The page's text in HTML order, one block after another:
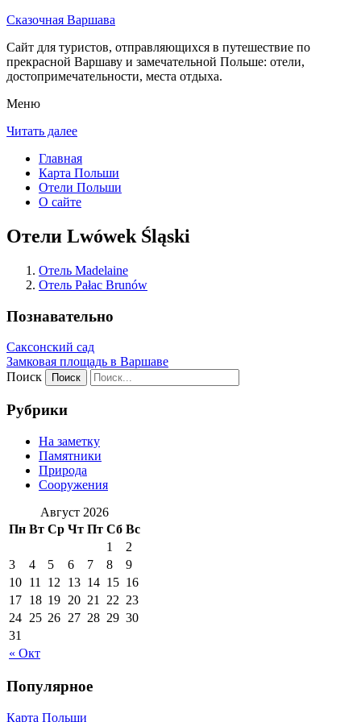
Сказочная Варшава
Сайт для туристов, отправляющихся в путешествие по
прекрасной Варшаву и замечательной Польше: отели,
достопримечательности, места отдыха.
Меню
Читать далее
Главная
Карта Польши
Отели Польши
О сайте
Отели Lwówek Śląski
Отель Madelaine
Отель Pałac Brunów
Познавательно
Саксонский сад
Замковая площадь в Варшаве
Поиск
Рубрики
На заметку
Памятники
Природа
Сооружения
Август 2026
Пн Вт Ср Чт Пт Сб Вс
« Окт
1
2
3
4 5 6 7 8
9
10 11 12 13 14 15 16
17 18 19 20 21 22 23
24 25 26 27 28 29 30
31
Популярное
Карта Польши